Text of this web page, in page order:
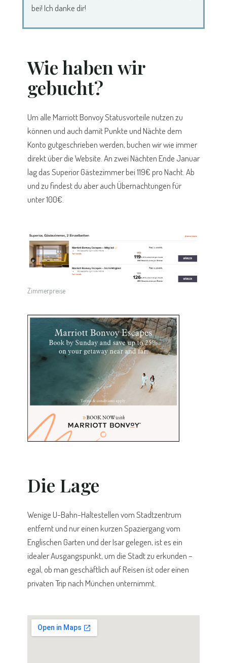
bei! Ich danke dir!
Wie haben wir
gebucht?
Um alle Marriott Bonvoy Statusvorteile nutzen zu
können und auch damit Punkte und Nächte dem
Konto gutgeschrieben werden, buchen wir wie immer
direkt über die Website. An zwei Nächten Ende Januar
lag das Superior Gästezimmer bei 119€ pro Nacht. Ab
und zu findest du aber auch Übernachtungen für
unter 100€.
Zimmerpreise
Die Lage
Wenige U-Bahn-Haltestellen vom Stadtzentrum
entfernt und nur einen kurzen Spaziergang vom
Englischen Garten und der Isar gelegen, ist es ein
idealer Ausgangspunkt, um die Stadt zu erkunden –
egal, ob man geschäftlich auf Reisen ist oder einen
privaten Trip nach München unternimmt.